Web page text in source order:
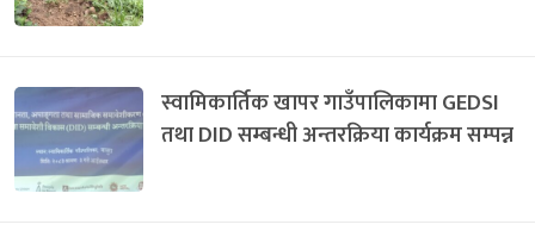
स्वामिकार्तिक खापर गाउँपालिकामा GEDSI
तथा DID सम्बन्धी अन्तरक्रिया कार्यक्रम सम्पन्न